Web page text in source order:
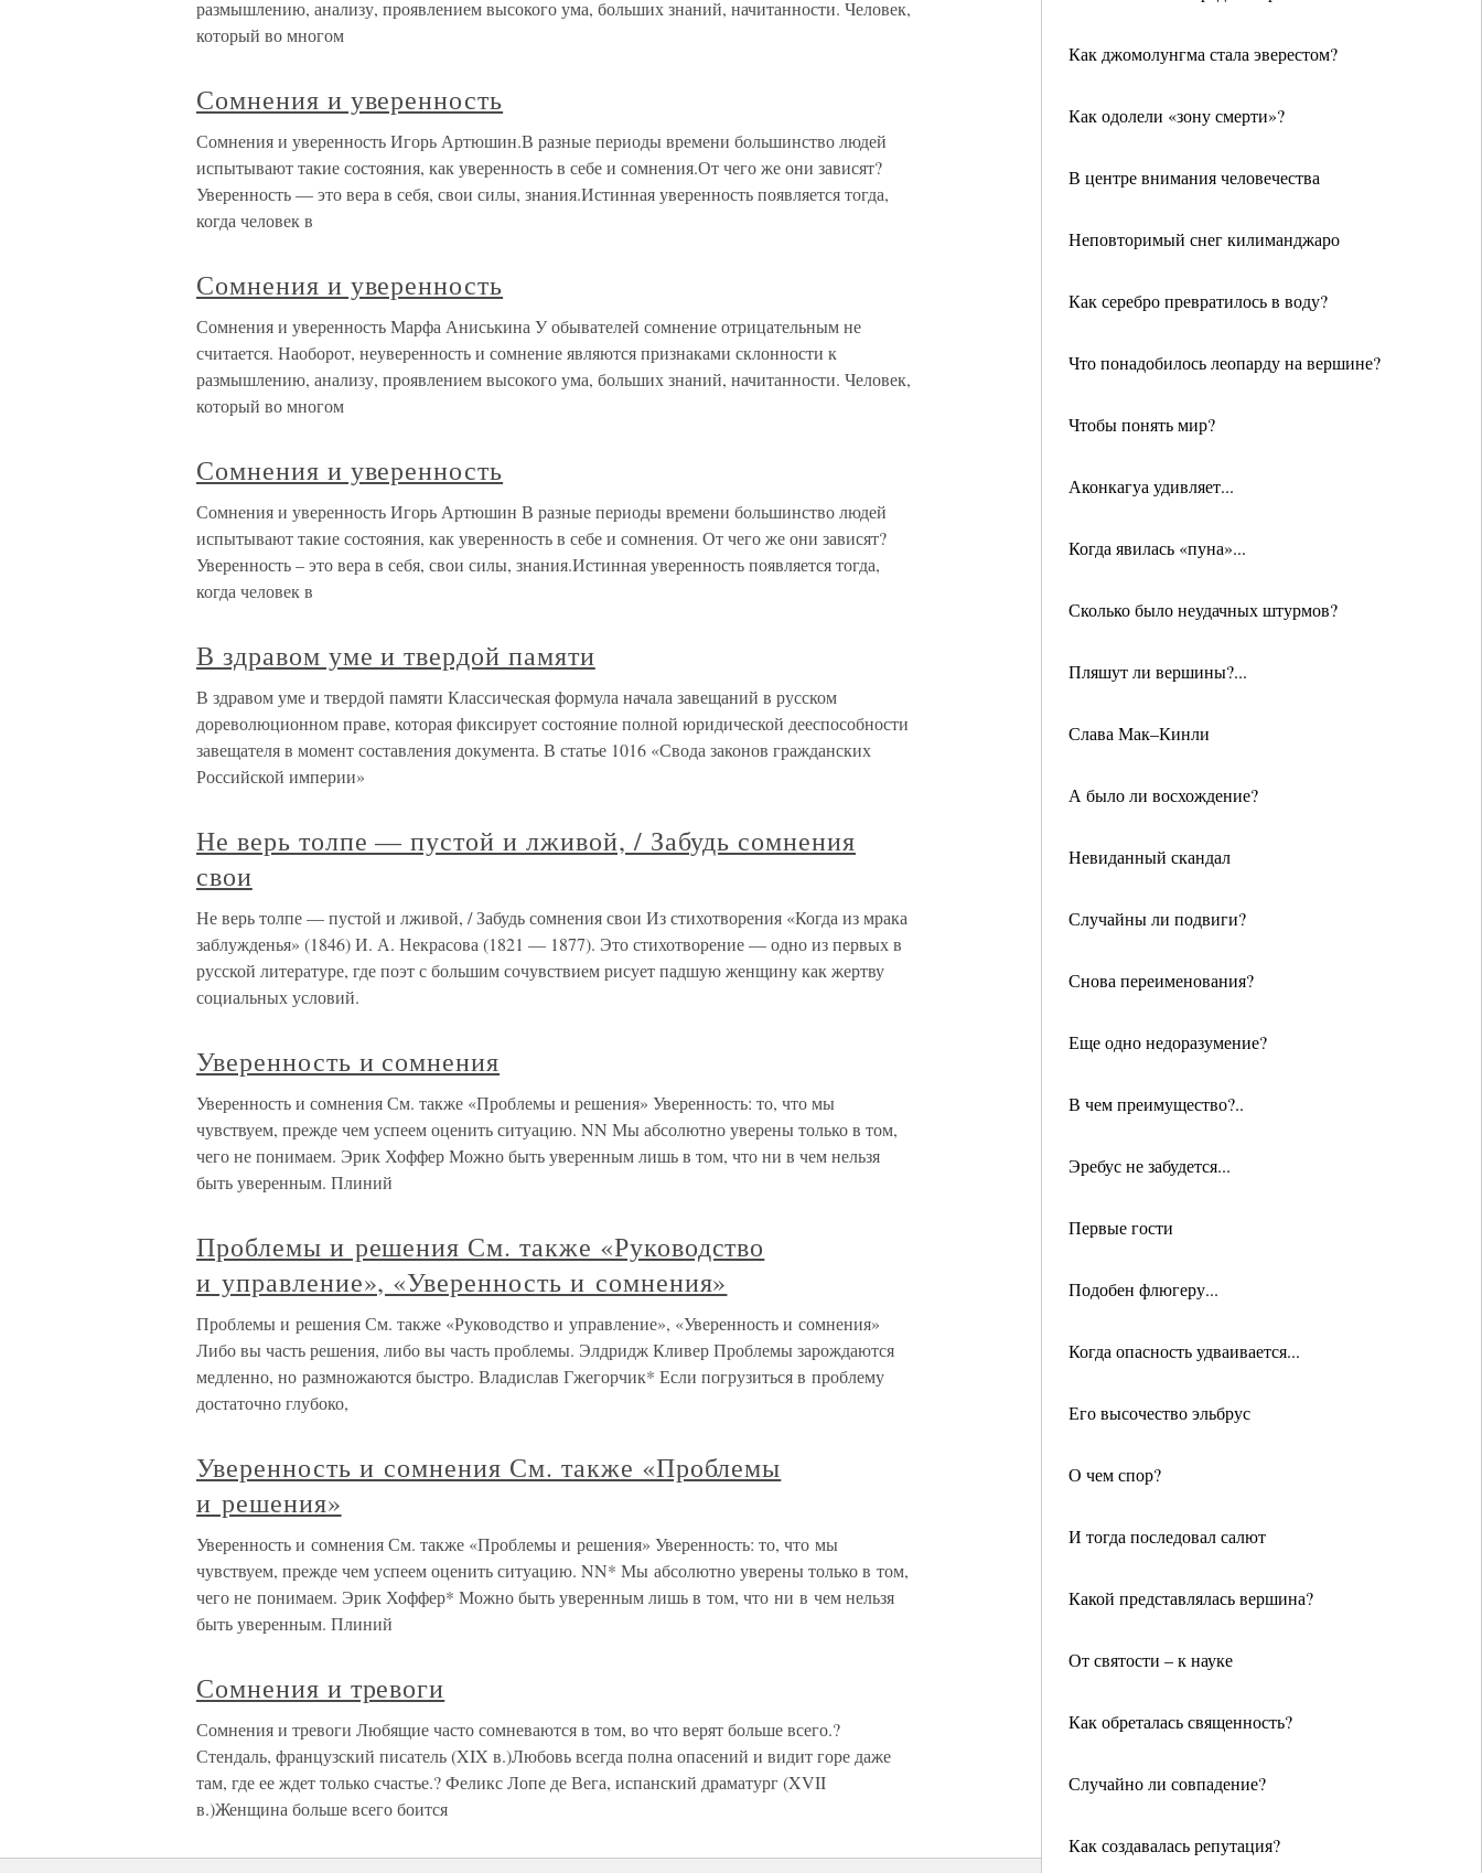
Как джомолунгма стала эверестом?
Как одолели «зону смерти»?
В центре внимания человечества
Неповторимый снег килиманджаро
Как серебро превратилось в воду?
Что понадобилось леопарду на вершине?
Чтобы понять мир?
Аконкагуа удивляет...
Когда явилась «пуна»...
Сколько было неудачных штурмов?
Пляшут ли вершины?...
Слава Мак–Кинли
А было ли восхождение?
Невиданный скандал
Случайны ли подвиги?
Снова переименования?
Еще одно недоразумение?
В чем преимущество?..
Эребус не забудется...
Первые гости
Подобен флюгеру...
Когда опасность удваивается...
Его высочество эльбрус
О чем спор?
И тогда последовал салют
Какой представлялась вершина?
От святости – к науке
Как обреталась священность?
Случайно ли совпадение?
Как создавалась репутация?
размышлению, анализу, проявлением высокого ума, больших знаний, начитанности. Человек,
который во многом
Сомнения и уверенность
Сомнения и уверенность Игорь Артюшин.В разные периоды времени большинство людей
испытывают такие состояния, как уверенность в себе и сомнения.От чего же они зависят?
Уверенность — это вера в себя, свои силы, знания.Истинная уверенность появляется тогда,
когда человек в
Сомнения и уверенность
Сомнения и уверенность Марфа Аниськина У обывателей сомнение отрицательным не
считается. Наоборот, неуверенность и сомнение являются признаками склонности к
размышлению, анализу, проявлением высокого ума, больших знаний, начитанности. Человек,
который во многом
Сомнения и уверенность
Сомнения и уверенность Игорь Артюшин В разные периоды времени большинство людей
испытывают такие состояния, как уверенность в себе и сомнения. От чего же они зависят?
Уверенность – это вера в себя, свои силы, знания.Истинная уверенность появляется тогда,
когда человек в
В здравом уме и твердой памяти
В здравом уме и твердой памяти Классическая формула начала завещаний в русском
дореволюционном праве, которая фиксирует состояние полной юридической дееспособности
завещателя в момент составления документа. В статье 1016 «Свода законов гражданских
Российской империи»
Не верь толпе — пустой и лживой, / Забудь сомнения
свои
Не верь толпе — пустой и лживой, / Забудь сомнения свои Из стихотворения «Когда из мрака
заблужденья» (1846) И. А. Некрасова (1821 — 1877). Это стихотворение — одно из первых в
русской литературе, где поэт с большим сочувствием рисует падшую женщину как жертву
социальных условий.
Уверенность и сомнения
Уверенность и сомнения См. также «Проблемы и решения» Уверенность: то, что мы
чувствуем, прежде чем успеем оценить ситуацию. NN Мы абсолютно уверены только в том,
чего не понимаем. Эрик Хоффер Можно быть уверенным лишь в том, что ни в чем нельзя
быть уверенным. Плиний
Проблемы и решения См. также «Руководство
и управление», «Уверенность и сомнения»
Проблемы и решения См. также «Руководство и управление», «Уверенность и сомнения»
Либо вы часть решения, либо вы часть проблемы. Элдридж Кливер Проблемы зарождаются
медленно, но размножаются быстро. Владислав Гжегорчик* Если погрузиться в проблему
достаточно глубоко,
Уверенность и сомнения См. также «Проблемы
и решения»
Уверенность и сомнения См. также «Проблемы и решения» Уверенность: то, что мы
чувствуем, прежде чем успеем оценить ситуацию. NN* Мы абсолютно уверены только в том,
чего не понимаем. Эрик Хоффер* Можно быть уверенным лишь в том, что ни в чем нельзя
быть уверенным. Плиний
Сомнения и тревоги
Сомнения и тревоги Любящие часто сомневаются в том, во что верят больше всего.?
Стендаль, французский писатель (XIX в.)Любовь всегда полна опасений и видит горе даже
там, где ее ждет только счастье.? Феликс Лопе де Вега, испанский драматург (XVII
в.)Женщина больше всего боится